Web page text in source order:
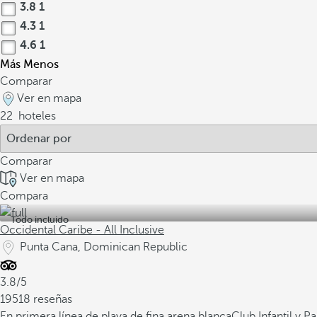
3.8 1
4.3 1
4.6 1
Más Menos
Comparar
Ver en mapa
22
hoteles
Comparar
Ver en mapa
Compara
Todo incluido
Occidental Caribe - All Inclusive
Punta Cana, Dominican Republic
3.8/5
19518 reseñas